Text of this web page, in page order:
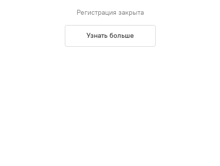
Регистрация закрыта
Узнать больше